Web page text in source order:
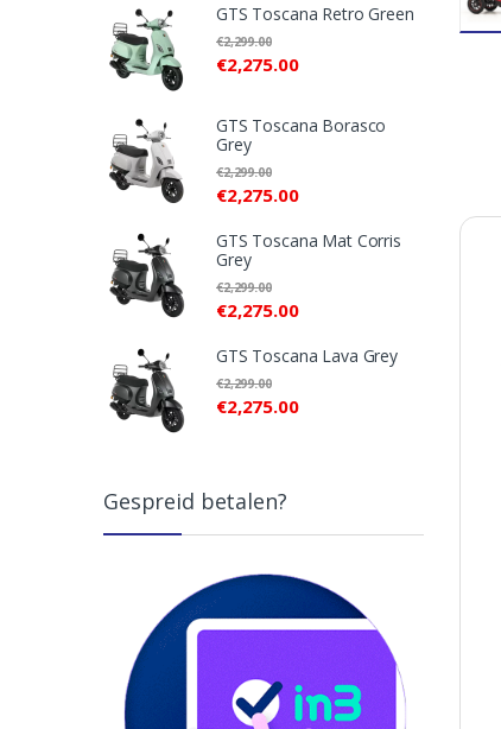
GTS Toscana Retro Green
€2,275.00
€2,299.00
GTS Toscana Borasco
Grey
€2,275.00
€2,299.00
GTS Toscana Mat Corris
Grey
€2,275.00
€2,299.00
GTS Toscana Lava Grey
€2,275.00
€2,299.00
Gespreid betalen?